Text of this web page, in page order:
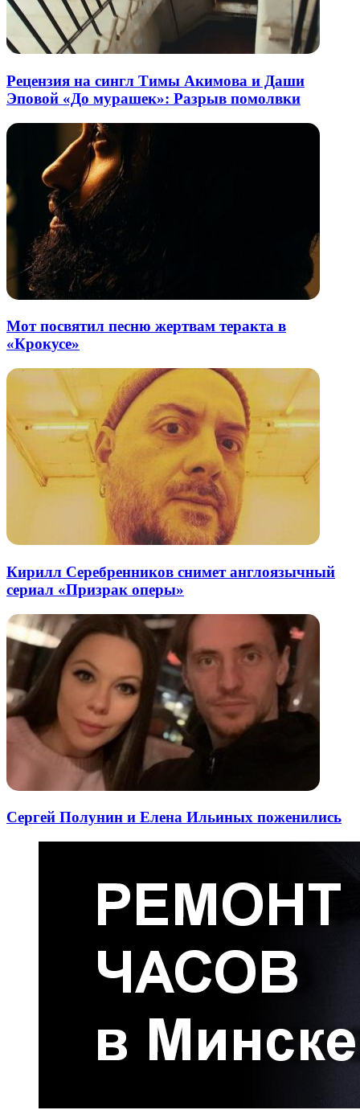
Рецензия на сингл Тимы Акимова и Даши
Эповой «До мурашек»: Разрыв помолвки
Мот посвятил песню жертвам теракта в
«Крокусе»
Кирилл Серебренников снимет англоязычный
сериал «Призрак оперы»
Сергей Полунин и Елена Ильиных поженились